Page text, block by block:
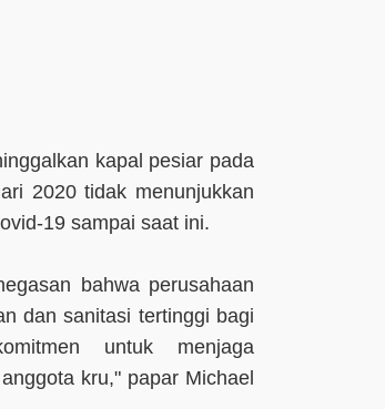
kapal pesiar pada
2020 tidak menunjukkan
19 sampai saat ini.
bahwa perusahaan
dan sanitasi tertinggi bagi
untuk menjaga
kru," papar Michael